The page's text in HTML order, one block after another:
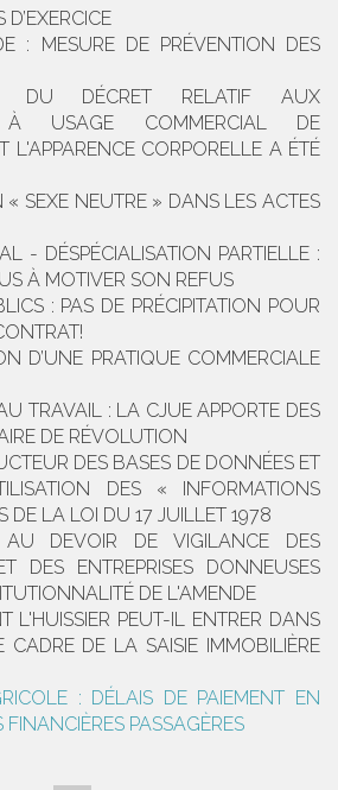
: MESURE DE PRÉVENTION DES
DU DÉCRET RELATIF AUX
À USAGE COMMERCIAL DE
L'APPARENCE CORPORELLE A ÉTÉ
« SEXE NEUTRE » DANS LES ACTES
- DÉSPÉCIALISATION PARTIELLE :
À MOTIVER SON REFUS
: PAS DE PRÉCIPITATION POUR
D’UNE PRATIQUE COMMERCIALE
TRAVAIL : LA CJUE APPORTE DES
DE RÉVOLUTION
DES BASES DE DONNÉES ET
DES « INFORMATIONS
DE LA LOI DU 17 JUILLET 1978
AU DEVOIR DE VIGILANCE DES
DES ENTREPRISES DONNEUSES
DE L'AMENDE
L'HUISSIER PEUT-IL ENTRER DANS
CADRE DE LA SAISIE IMMOBILIÈRE
: DÉLAIS DE PAIEMENT EN
FINANCIÈRES PASSAGÈRES